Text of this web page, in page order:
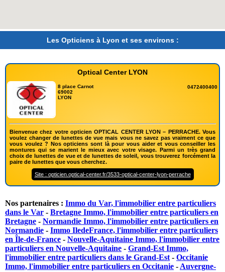
Les Opticiens à Lyon et ses environs :
Optical Center LYON
8 place Carnot
69002
LYON
0472400400
Bienvenue chez votre opticien OPTICAL CENTER LYON – PERRACHE. Vous
voulez changer de lunettes de vue mais vous ne savez pas vraiment ce que
vous voulez ? Nos opticiens sont là pour vous aider et vous conseiller les
montures qui se marient le mieux avec votre visage. Parmi un très grand
choix de lunettes de vue et de lunettes de soleil, vous trouverez forcément la
paire de lunettes que vous cherchez.
Site : opticien.optical-center.fr/3533-optical-center-lyon-perrache
Nos partenaires : Immo du Var, l'immobilier entre particuliers
dans le Var - Bretagne Immo, l'immobilier entre particuliers en
Bretagne - Normandie Immo, l'immobilier entre particuliers en
Normandie - Immo IledeFrance, l'immobilier entre particuliers
en Île-de-France - Nouvelle-Aquitaine Immo, l'immobilier entre
particuliers en Nouvelle-Aquitaine - Grand-Est Immo,
l'immobilier entre particuliers dans le Grand-Est - Occitanie
Immo, l'immobilier entre particuliers en Occitanie - Auvergne-